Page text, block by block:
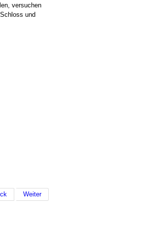
versuchen
und
Weiter